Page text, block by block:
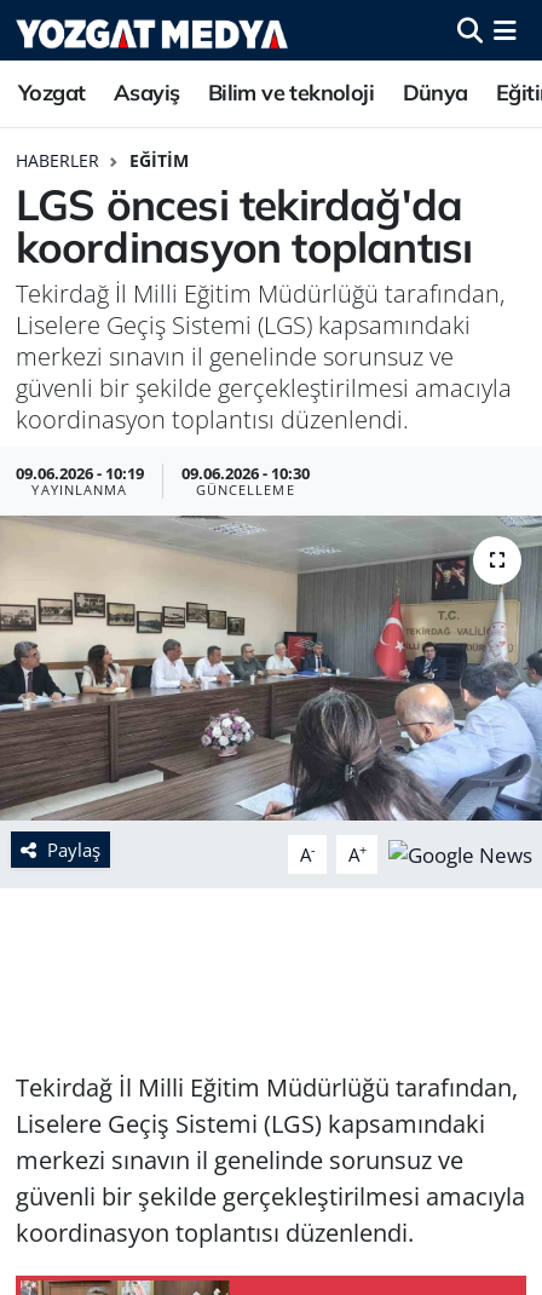
Yozgat Asayiş Bilim ve teknoloji Dünya
HABERLER EĞITIM
LGS öncesi tekirdağ'da
koordinasyon toplantısı
Tekirdağ İl Milli Eğitim Müdürlüğü tarafından,
Liselere Geçiş Sistemi (LGS) kapsamındaki
merkezi sınavın il genelinde sorunsuz ve
güvenli bir şekilde gerçekleştirilmesi amacıyla
koordinasyon toplantısı düzenlendi.
09.06.2026 - 10:19
YAYINLANMA
09.06.2026 - 10:30
GÜNCELLEME
Paylaş A- A+
Tekirdağ İl Milli Eğitim Müdürlüğü tarafından,
Liselere Geçiş Sistemi (LGS) kapsamındaki
merkezi sınavın il genelinde sorunsuz ve
güvenli bir şekilde gerçekleştirilmesi amacıyla
koordinasyon toplantısı düzenlendi.